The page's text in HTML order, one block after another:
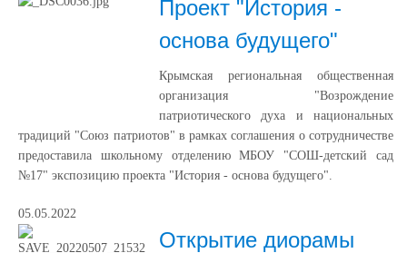
Проект "История -
основа будущего"
Крымская региональная общественная
организация "Возрождение
патриотического духа и национальных
традиций "Союз патриотов" в рамках соглашения о сотрудничестве
предоставила школьному отделению МБОУ "СОШ-детский сад
№17" экспозицию проекта "История - основа будущего".
05.05.2022
Открытие диорамы